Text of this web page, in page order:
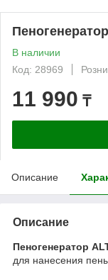
В наличии
Код: 28969
11 990 ₸
Описание
Описание
Пеногенератор
для нанесения